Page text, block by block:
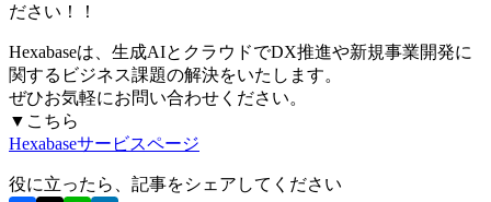
ださい！！
Hexabaseは、生成AIとクラウドでDX推進や新規事業開発に
関するビジネス課題の解決をいたします。
ぜひお気軽にお問い合わせください。
▼こちら
Hexabaseサービスページ
役に立ったら、記事をシェアしてください